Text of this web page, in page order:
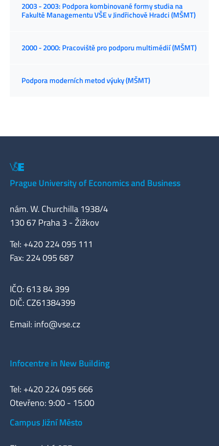
2003 - 2003: Podpora kombinované formy studia na
Fakultě Managementu VŠE v Jindřichově Hradci (MŠMT)
2000 - 2000: Pracoviště pro podporu multimédií (MŠMT)
Podpora moderních metod výuky (MŠMT)
Prague University of Economics and Business
nám. W. Churchilla 1938/4
130 67 Praha 3 - Žižkov
Tel: +420 224 095 111
Fax: 224 095 687
IČO: 613 84 399
DIČ: CZ61384399
Email: info@vse.cz
Infocentre in New Building
Tel: +420 224 095 666
Otevřeno: 9:00 - 15:00
Campus Jižní Město